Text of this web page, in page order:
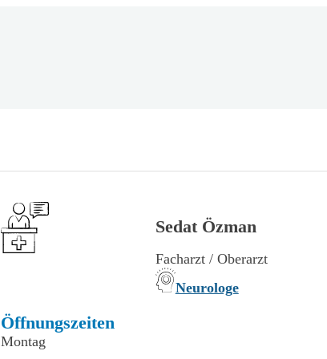
Sedat Özman
Facharzt / Oberarzt
Neurologe
Öffnungszeiten
Montag